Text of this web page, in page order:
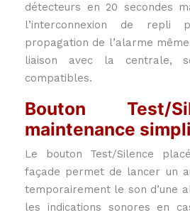
détecteurs en 20 secondes
l’interconnexion de repli
propagation de l’alarme
liaison avec la centrale,
compatibles.
Bouton Test/
maintenance
Le bouton Test/Silence
façade permet de lancer un
temporairement le son d’une
les indications sonores en